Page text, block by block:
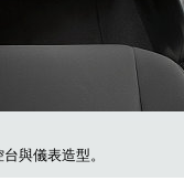
與儀表造型。